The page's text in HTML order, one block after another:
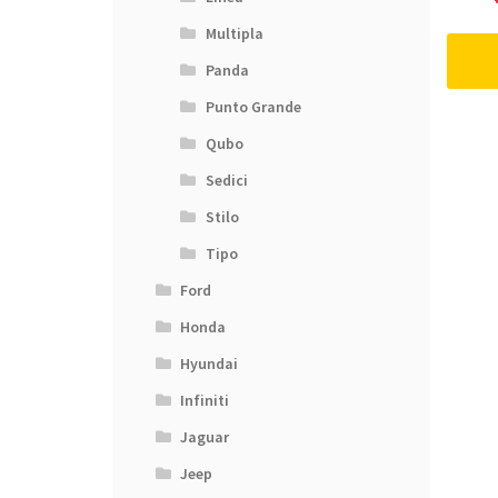
Multipla
Panda
Punto Grande
Qubo
Sedici
Stilo
Tipo
Ford
Honda
Hyundai
Infiniti
Jaguar
Jeep